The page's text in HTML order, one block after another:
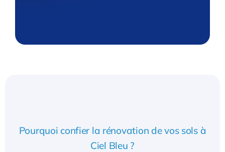
Pourquoi confier la rénovation de vos sols à
Ciel Bleu ?